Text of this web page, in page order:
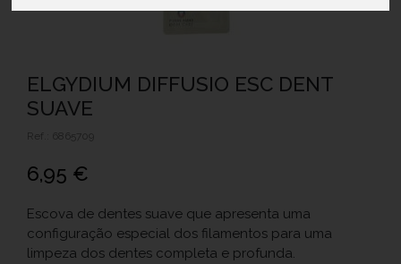
ELGYDIUM DIFFUSIO ESC DENT
SUAVE
Ref.: 6865709
6,95 €
Escova de dentes suave que apresenta uma
configuração especial dos filamentos para uma
limpeza dos dentes completa e profunda.